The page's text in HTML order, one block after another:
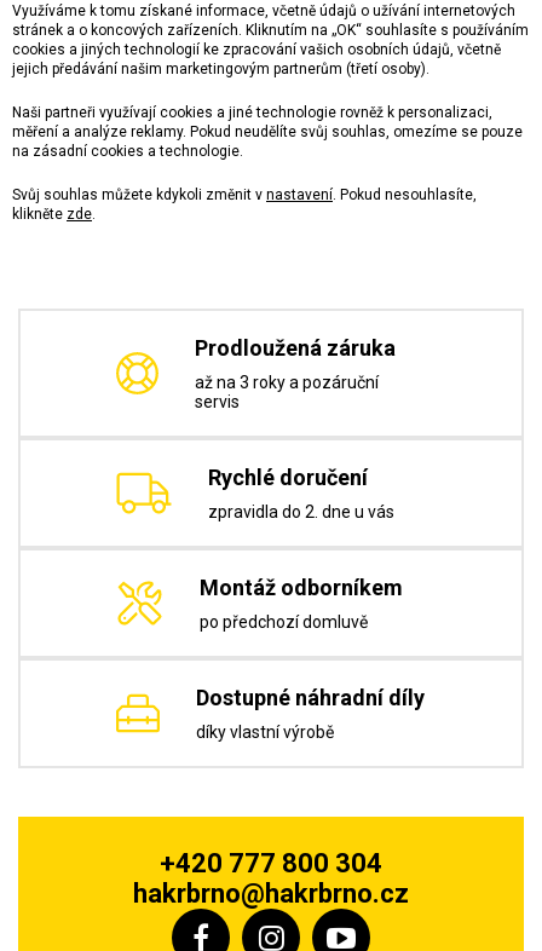
Využíváme k tomu získané informace, včetně údajů o užívání internetových
stránek a o koncových zařízeních. Kliknutím na „OK“ souhlasíte s používáním
cookies a jiných technologií ke zpracování vašich osobních údajů, včetně
jejich předávání našim marketingovým partnerům (třetí osoby).
Naši partneři využívají cookies a jiné technologie rovněž k personalizaci,
měření a analýze reklamy. Pokud neudělíte svůj souhlas, omezíme se pouze
na zásadní cookies a technologie.
Svůj souhlas můžete kdykoli změnit v nastavení. Pokud nesouhlasíte,
klikněte zde.
Prodloužená záruka
až na 3 roky a pozáruční
servis
Rychlé doručení
zpravidla do 2. dne u vás
Montáž odborníkem
po předchozí domluvě
Dostupné náhradní díly
díky vlastní výrobě
+420 777 800 304
hakrbrno@hakrbrno.cz